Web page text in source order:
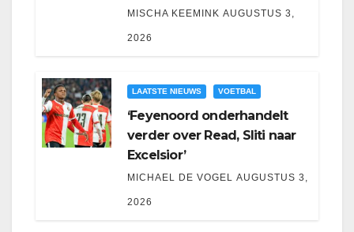
MISCHA KEEMINK AUGUSTUS 3,
2026
LAATSTE NIEUWS VOETBAL
‘Feyenoord onderhandelt
verder over Read, Sliti naar
Excelsior’
MICHAEL DE VOGEL AUGUSTUS 3,
2026